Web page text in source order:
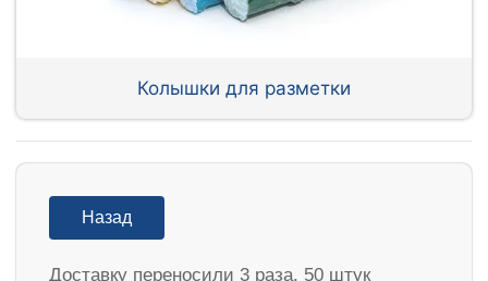
Колышки для разметки
Назад
Доставку переносили 3 раза, 50 штук